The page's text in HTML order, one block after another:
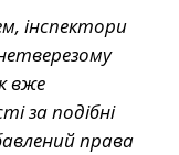
інспектори
вже
за подібні
права